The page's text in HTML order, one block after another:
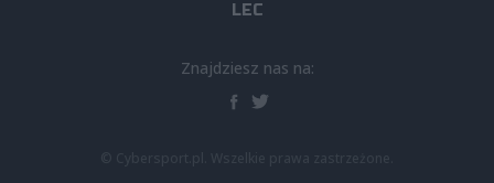
LEC
Znajdziesz nas na: